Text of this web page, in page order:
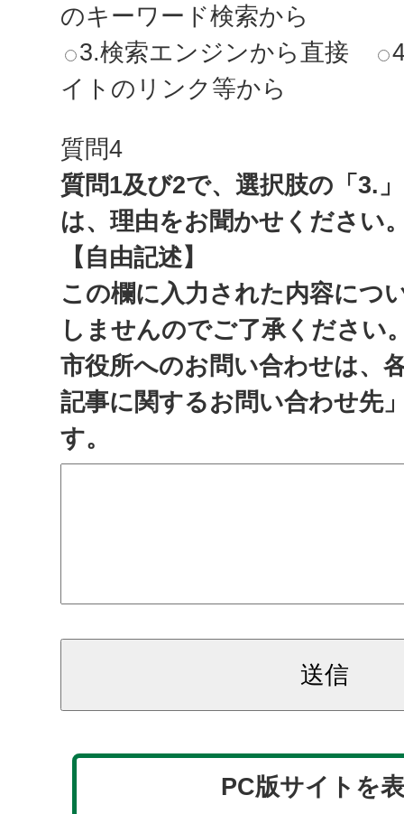
のキーワード検索から
3.検索エンジンから直接
イトのリンク等から
質問4
質問1及び2で、選択肢の「3.
は、理由をお聞かせください
【自由記述】
この欄に入力された内容につ
しませんのでご了承ください
市役所へのお問い合わせは、
記事に関するお問い合わせ先
す。
PC版サイトを